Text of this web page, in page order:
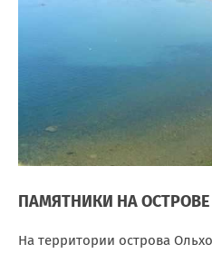
ПАМЯТНИКИ НА
На территории острова